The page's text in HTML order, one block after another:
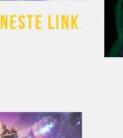
NESTE LINK